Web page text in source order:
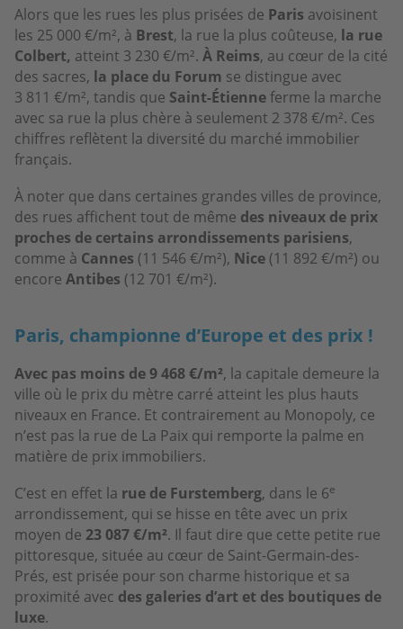
Alors que les rues les plus prisées de Paris avoisinent
les 25 000 €/m², à Brest, la rue la plus coûteuse, la rue
Colbert, atteint 3 230 €/m². À Reims, au cœur de la cité
des sacres, la place du Forum se distingue avec
3 811 €/m², tandis que Saint-Étienneferme la marche
avec sa rue la plus chère à seulement 2 378 €/m². Ces
chiffres reflètent la diversité du marché immobilier
français.
À noter que dans certaines grandes villes de province,
des rues affichent tout de même des niveaux de prix
proches de certains arrondissements parisiens,
comme à Cannes (11 546 €/m²), Nice (11 892 €/m²) ou
encore Antibes (12 701 €/m²).
Paris, championne d’Europe et des prix !
Avec pas moins de 9 468 €/m², la capitale demeure la
ville où le prix du mètre carré atteint les plus hauts
niveaux en France. Et contrairement au Monopoly, ce
n’est pas la rue de La Paix qui remporte la palme en
matière de prix immobiliers.
C’est en effet la rue de Furstemberg, dans le 6e
arrondissement, qui se hisse en tête avec un prix
moyen de 23 087 €/m². Il faut dire que cette petite rue
pittoresque, située au cœur de Saint-Germain-des-
Prés, est prisée pour son charme historique et sa
proximité avec des galeries d’art et des boutiques de
luxe.